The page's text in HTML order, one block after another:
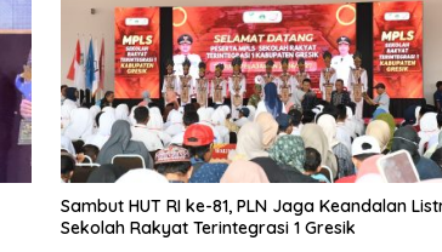
Sambut HUT RI ke-81, PLN Jaga Keandalan
Sekolah Rakyat Terintegrasi 1 Gresik